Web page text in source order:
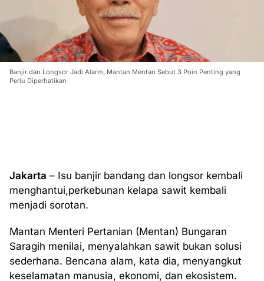
Banjir dan Longsor Jadi Alarm, Mantan Mentan Sebut 3 Poin Penting yang
Perlu Diperhatikan
Jakarta – Isu banjir bandang dan longsor kembali
menghantui,perkebunan kelapa sawit kembali
menjadi sorotan.
Mantan Menteri Pertanian (Mentan) Bungaran
Saragih menilai, menyalahkan sawit bukan solusi
sederhana. Bencana alam, kata dia, menyangkut
keselamatan manusia, ekonomi, dan ekosistem.